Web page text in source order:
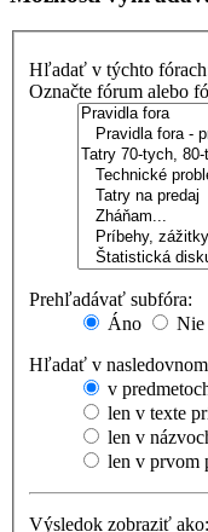
Hľadať v týchto
Označte fórum alebo
Prehľadávať subfóra:
Áno
Nie
Hľadať v nasledovnom
v
len v texte
len v
len v prvom
Výsledok zobraziť ako: